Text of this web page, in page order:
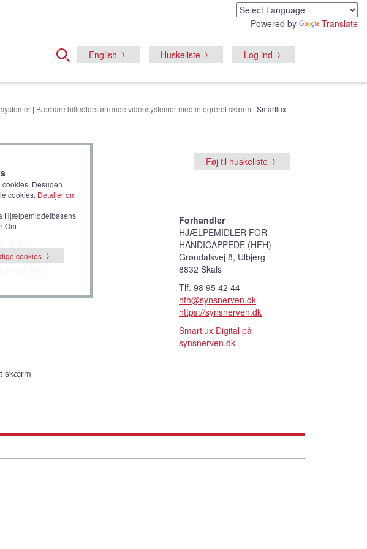
Powered by Translate
English Huskeliste Log ind
| Bærbare billedforstørrende videosystemer med integreret skærm | Smartlux
Føj til huskeliste
Foto
Forhandler
HJÆLPEMIDLER FOR
HANDICAPPEDE (HFH)
Grøndalsvej 8, Ulbjerg
8832 Skals
Tlf. 98 95 42 44
hfh@synsnerven.dk
https://synsnerven.dk
Smartlux Digital på
synsnerven.dk
skærm
Desuden
cookies. Detaljer om
Hjælpemiddelbasens
Om
cookies